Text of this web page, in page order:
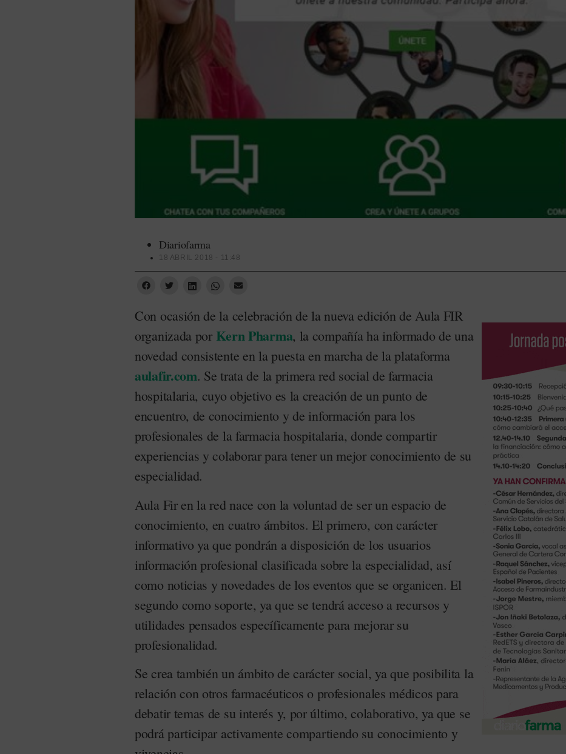
Diariofarma
18 ABRIL 2018 - 11:48
Con ocasión de la celebración de la nueva edición de Aula FIR
organizada por Kern Pharma, la compañía ha informado de una
novedad consistente en la puesta en marcha de la plataforma
aulafir.com. Se trata de la primera red social de farmacia
hospitalaria, cuyo objetivo es la creación de un punto de
encuentro, de conocimiento y de información para los
profesionales de la farmacia hospitalaria, donde compartir
experiencias y colaborar para tener un mejor conocimiento de su
especialidad.
Aula Fir en la red nace con la voluntad de ser un espacio de
conocimiento, en cuatro ámbitos. El primero, con carácter
informativo ya que pondrán a disposición de los usuarios
información profesional clasificada sobre la especialidad, así
como noticias y novedades de los eventos que se organicen. El
segundo como soporte, ya que se tendrá acceso a recursos y
utilidades pensados específicamente para mejorar su
profesionalidad.
Se crea también un ámbito de carácter social, ya que posibilita la
relación con otros farmacéuticos o profesionales médicos para
debatir temas de su interés y, por último, colaborativo, ya que se
podrá participar activamente compartiendo su conocimiento y